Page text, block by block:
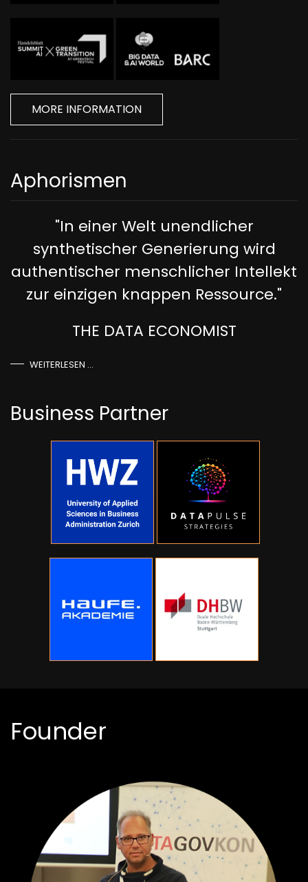
MORE INFORMATION
Aphorismen
"In einer Welt unendlicher
synthetischer Generierung wird
authentischer menschlicher Intellekt
zur einzigen knappen Ressource."
THE DATA ECONOMIST
WEITERLESEN …
Business Partner
Founder